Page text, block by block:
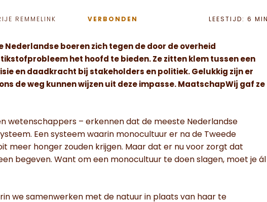
REMMELINK VERBONDEN LEESTIJD: 6 MIN
boeren zich tegen de door de overheid
het hoofd te bieden. Ze zitten klem tussen een
en daadkracht bij stakeholders en politiek. Gelukkig zijn er
de weg kunnen wijzen uit deze impasse. MaatschapWij gaf ze
wetenschappers – erkennen dat de meeste Nederlandse
Een systeem waarin monocultuur er na de Tweede
meer honger zouden krijgen. Maar dat er nu voor zorgt dat
begeven. Want om een monocultuur te doen slagen, moet je ál
we samenwerken met de natuur in plaats van haar te